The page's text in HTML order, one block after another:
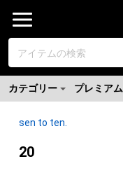
カテゴリー プレミアム
sen to ten.
20